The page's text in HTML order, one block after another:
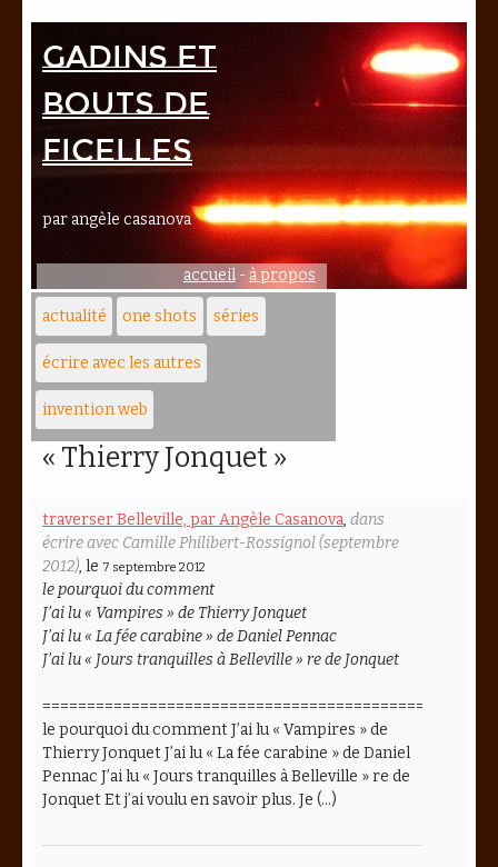
Gadins et
bouts de
ficelles
par angèle casanova
accueil-à propos
actualité one shots séries
écrire avec les autres
invention web
« Thierry Jonquet »
traverser Belleville, par Angèle Casanova, dans
écrire avec Camille Philibert-Rossignol (septembre
2012), le 7 septembre 2012
le pourquoi du comment
J’ai lu « Vampires » de Thierry Jonquet
J’ai lu « La fée carabine » de Daniel Pennac
J’ai lu « Jours tranquilles à Belleville » re de Jonquet
le pourquoi du comment J’ai lu « Vampires » de
Thierry Jonquet J’ai lu « La fée carabine » de Daniel
Pennac J’ai lu « Jours tranquilles à Belleville » re de
Jonquet Et j’ai voulu en savoir plus. Je (…)